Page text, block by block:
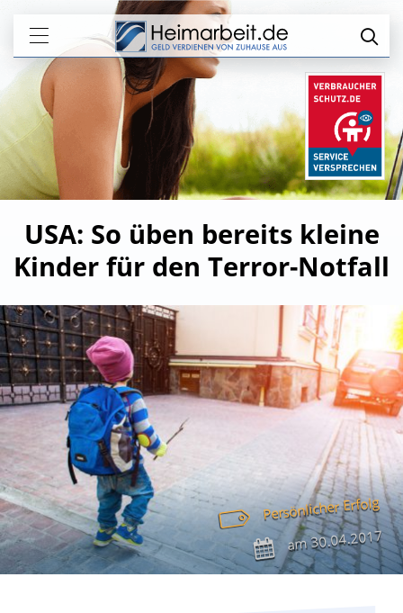
USA: So üben bereits kleine
Kinder für den Terror-Notfall
Persönlicher Erfolg
am30.04.2017